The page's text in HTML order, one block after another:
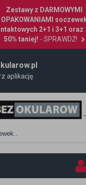
Zestawy z DARMOWYMI
OPAKOWANIAMI
2+1 i 3+1 oraz
50% taniej! - SPRAWDŹ!
aplikację